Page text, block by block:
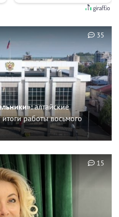
алтайские
работы восьмого
35
15